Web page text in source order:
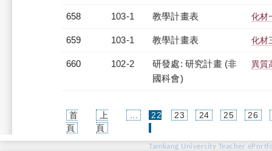
658 103-1 教學計畫表 化材
659 103-1 教學計畫表 化材
660 102-2
研發處: 研究計畫 (非
國科會)
異質
首
頁
上
頁
22
23 24 25 26
Tamkang University Teacher